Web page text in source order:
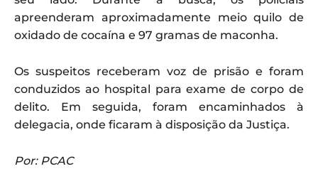
apreenderam aproximadamente meio quilo de
oxidado de cocaína e 97 gramas de maconha.
Os suspeitos receberam voz de prisão e foram
conduzidos ao hospital para exame de corpo de
delito. Em seguida, foram encaminhados à
delegacia, onde ficaram à disposição da Justiça.
Por: PCAC